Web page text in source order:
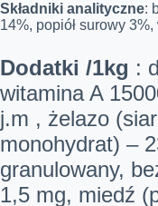
Składniki analityczne:
14%, popiół surowy
Dodatki /1kg :
witamina A
j.m , żelazo
monohydrat) –
granulowany,
1,5 mg, miedź